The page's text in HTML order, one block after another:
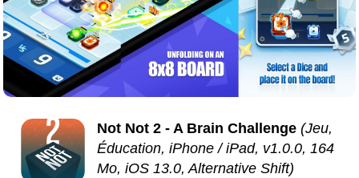
Not Not 2 - A Brain Challenge (Jeu,
Éducation, iPhone / iPad, v1.0.0, 164
Mo, iOS 13.0, Alternative Shift)